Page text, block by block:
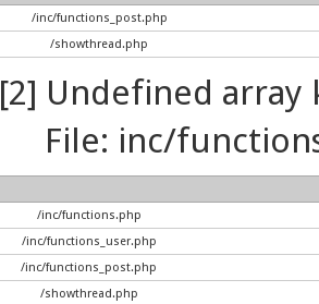
/inc/functions_post.php
/showthread.php
[2] Undefined array
File: inc/
/inc/functions.php
/inc/functions_user.php
/inc/functions_post.php
/showthread.php